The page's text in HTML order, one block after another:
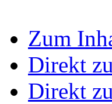
Zum
Direkt
Direkt